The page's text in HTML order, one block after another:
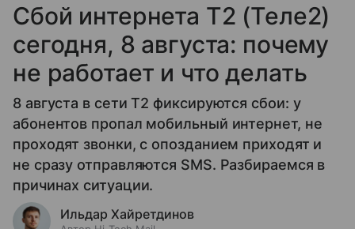
Сбой интернета T2 (Теле2)
сегодня, 8 августа: почему
не работает и что делать
8 августа в сети T2 фиксируются сбои: у
абонентов пропал мобильный интернет, не
проходят звонки, с опозданием приходят и
не сразу отправляются SMS. Разбираемся в
причинах ситуации.
Ильдар Хайретдинов